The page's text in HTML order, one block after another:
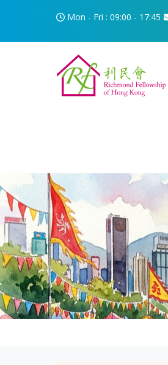
Mon - Fri : 09:00 - 17:45